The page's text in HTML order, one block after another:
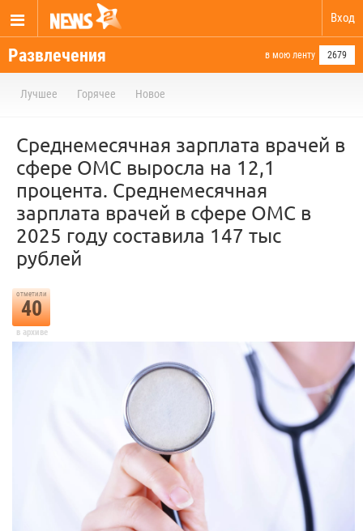
Вход
Развлечения в мою ленту 2679
Лучшее Горячее Новое
Среднемесячная зарплата врачей в
сфере ОМС выросла на 12,1
процента. Среднемесячная
зарплата врачей в сфере ОМС в
2025 году составила 147 тыс
рублей
отметили
40
в архиве